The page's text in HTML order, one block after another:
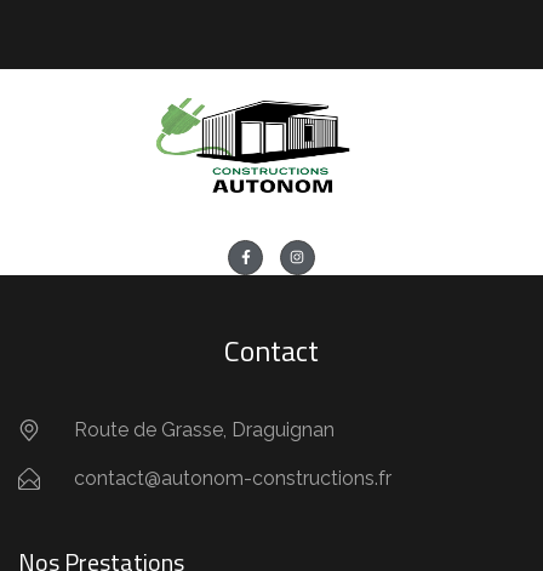
Contact
Route de Grasse, Draguignan
contact@autonom-constructions.fr
Nos Prestations